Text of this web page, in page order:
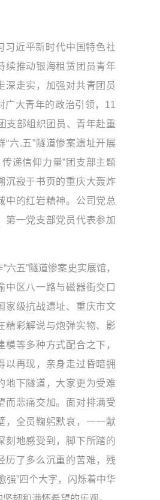
习近平新时代中国特色社
续推动银海租赁团员青年
深走实，加强对共青团员
广大青年的政治引领，11
支部组织团员、青年赴重
“六.五”隧道惨案遗址开展
递信仰力量”团支部主题
沉寂于书页的重庆大轰炸
中的红岩精神。公司党总
第一党支部党员代表参加
六五”隧道惨案史实展馆，
中区八一路与磁器街交口
家级抗战遗址、重庆市文
精彩解说与炮弹实物、影
模等多种方式配合之下，
以再现，亲身走过昏暗拥
地下隧道，大家更为受难
而悲痛交加。面对排满受
，全员鞠躬默哀，一一献
刻地感受到，脚下所踏的
历了多么沉重的苦难，残
强”四个大字，闪烁着中华